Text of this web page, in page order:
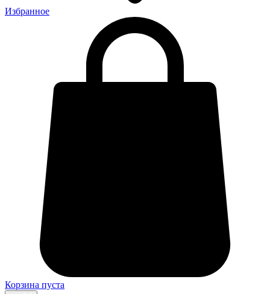
Избранное
Корзина пуста